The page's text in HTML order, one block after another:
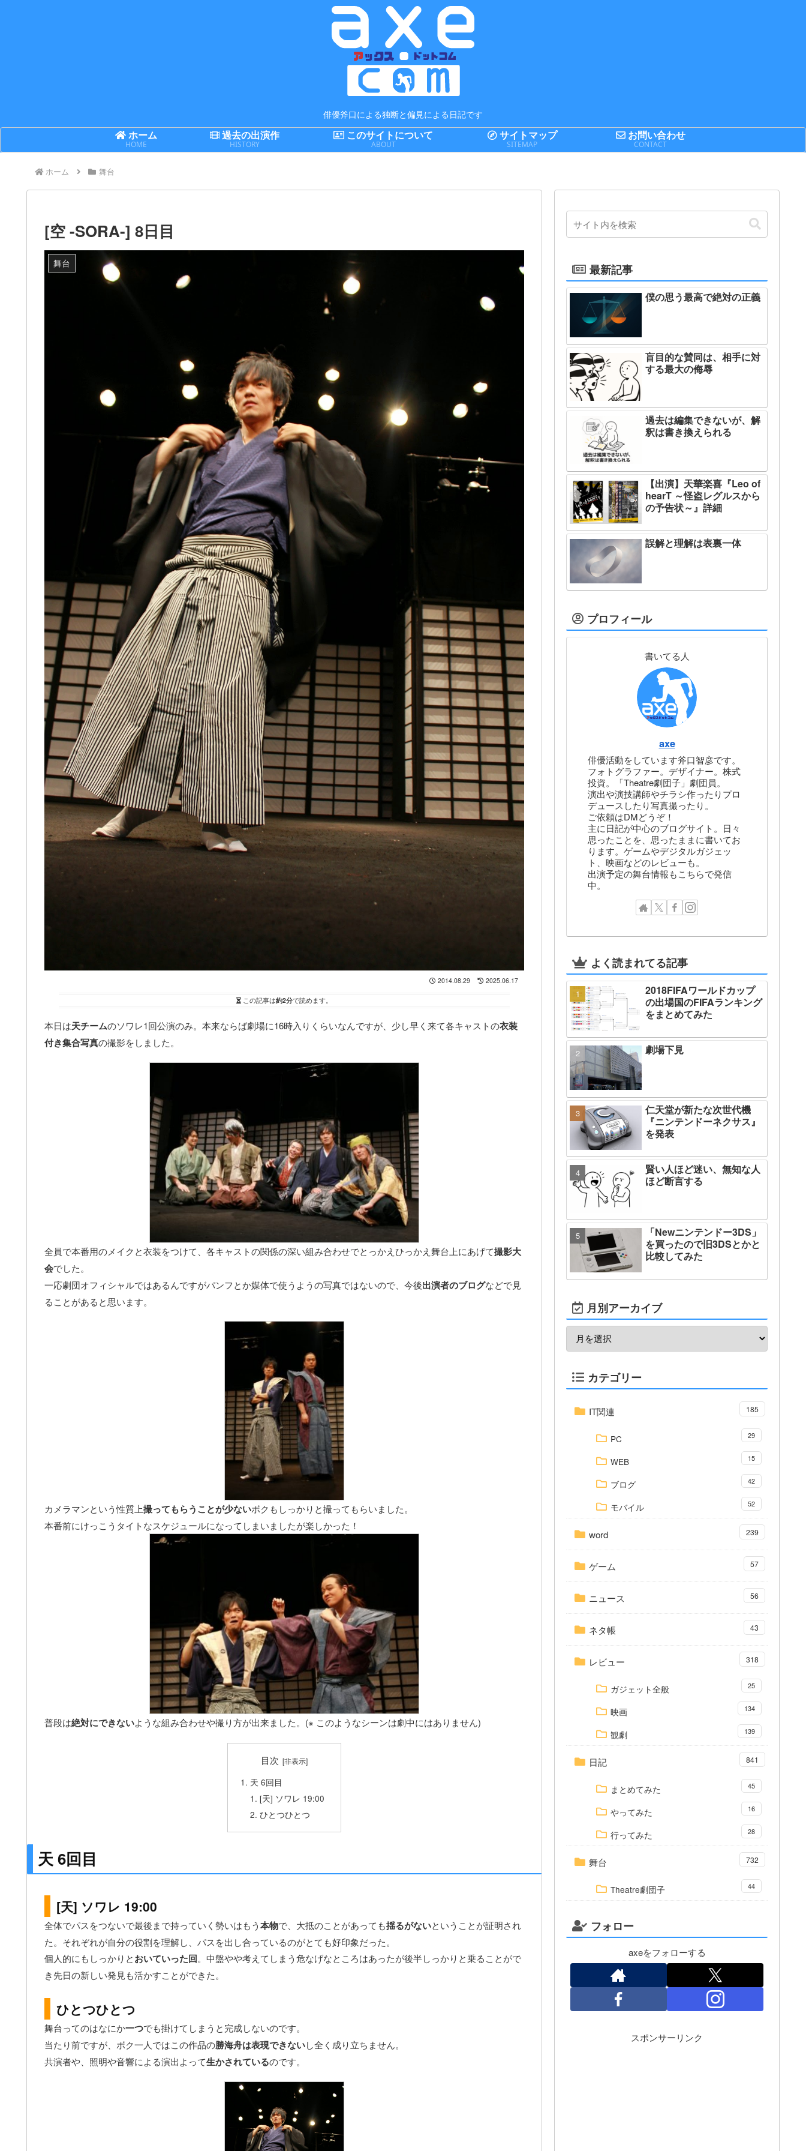
俳優斧口による独断と偏見による日記です
ホーム
HOME
過去の出演作
HISTORY
このサイトについて
ABOUT
サイトマップ
SITEMAP
お問い合わせ
CONTACT
ホーム 舞台
[空 -SORA-] 8日目
舞台
2014.08.29 2025.06.17
この記事は約2分で読めます。
本日は天チームのソワレ1回公演のみ。本来ならば劇場に16時入りくらいなんですが、少し早く来て各キャストの衣装
付き集合写真の撮影をしました。
全員で本番用のメイクと衣装をつけて、各キャストの関係の深い組み合わせでとっかえひっかえ舞台上にあげて撮影大
会でした。
一応劇団オフィシャルではあるんですがパンフとか媒体で使うようの写真ではないので、今後出演者のブログなどで見
ることがあると思います。
カメラマンという性質上撮ってもらうことが少ないボクもしっかりと撮ってもらいました。
本番前にけっこうタイトなスケジュールになってしまいましたが楽しかった！
普段は絶対にできないような組み合わせや撮り方が出来ました。(※ このようなシーンは劇中にはありません)
目次
天 6回目
[天] ソワレ 19:00
ひとつひとつ
天 6回目
[天] ソワレ 19:00
全体でパスをつないで最後まで持っていく勢いはもう本物で、大抵のことがあっても揺るがないということが証明され
た。それぞれが自分の役割を理解し、パスを出し合っているのがとても好印象だった。
個人的にもしっかりとおいていった回。中盤やや考えてしまう危なげなところはあったが後半しっかりと乗ることがで
き先日の新しい発見も活かすことができた。
ひとつひとつ
舞台ってのはなにか一つでも掛けてしまうと完成しないのです。
当たり前ですが、ボク一人ではこの作品の勝海舟は表現できないし全く成り立ちません。
共演者や、照明や音響による演出よって生かされているのです。
最新記事
僕の思う最高で絶対の正義
盲目的な賛同は、相手に対
する最大の侮辱
過去は編集できないが、解
釈は書き換えられる
【出演】天華楽喜『Leo of
hearT ～怪盗レグルスから
の予告状～』詳細
誤解と理解は表裏一体
プロフィール
書いてる人
axe
俳優活動をしています斧口智彦です。
フォトグラファー。デザイナー。株式
投資。「Theatre劇団子」劇団員。
演出や演技講師やチラシ作ったりプロ
デュースしたり写真撮ったり。
ご依頼はDMどうぞ！
主に日記が中心のブログサイト。日々
思ったことを、思ったままに書いてお
ります。ゲームやデジタルガジェッ
ト、映画などのレビューも。
出演予定の舞台情報もこちらで発信
中。
よく読まれてる記事
2018FIFAワールドカップ
の出場国のFIFAランキング
をまとめてみた
劇場下見
仁天堂が新たな次世代機
『ニンテンドーネクサス』
を発表
賢い人ほど迷い、無知な人
ほど断言する
「Newニンテンドー3DS」
を買ったので旧3DSとかと
比較してみた
月別アーカイブ
カテゴリー
IT関連 185
PC 29
WEB 15
ブログ 42
モバイル 52
word 239
ゲーム 57
ニュース 56
ネタ帳 43
レビュー 318
ガジェット全般 25
映画 134
観劇 139
日記 841
まとめてみた 45
やってみた 16
行ってみた 28
舞台 732
Theatre劇団子 44
フォロー
axeをフォローする
スポンサーリンク